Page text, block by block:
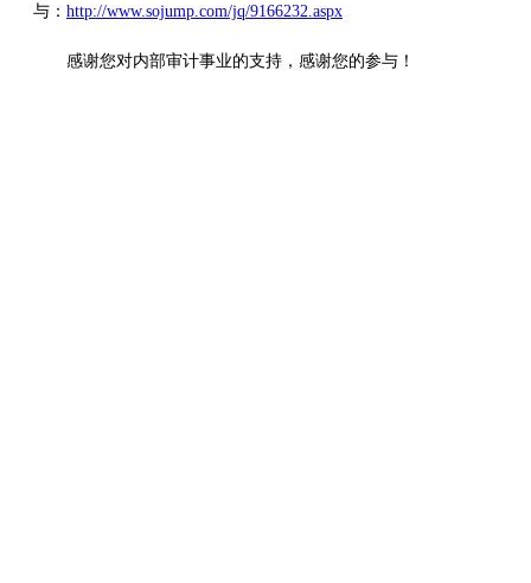
与： http://www.sojump.com/jq/9166232.aspx
感谢您对内部审计事业的支持，感谢您的参与！